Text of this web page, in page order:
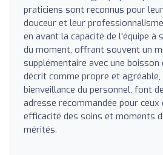
praticiens sont reconnus pour
douceur et leur
en avant la capacité de l'équipe à
du moment, offrant souvent un
supplémentaire avec une
décrit comme propre et agréable,
bienveillance du personnel, font
adresse recommandée pour
efficacité des soins et moments
mérités.